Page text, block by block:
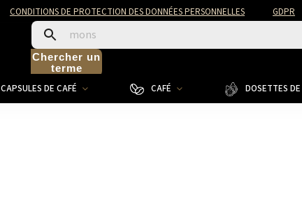
CONDITIONS DE PROTECTION DES DONNÉES PERSONNELLES GDPR
Chercher un
terme
CAPSULES DE CAFÉ CAFÉ DOSETTES